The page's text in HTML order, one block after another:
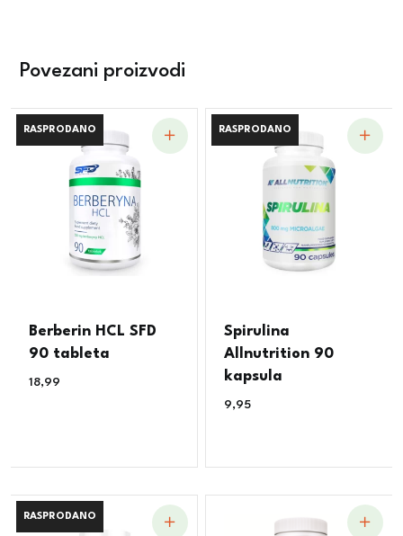
Povezani proizvodi
RASPRODANO
RASPRODANO
Berberin HCL SFD
90 tableta
18,99
RASPRODANO
RASPRODANO
Spirulina
Allnutrition 90
kapsula
9,95
RASPRODANO
RASPRODANO